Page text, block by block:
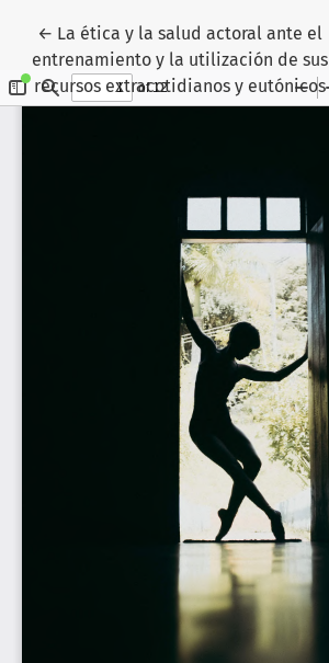
← Volver a los detalles del artículo
La ética y la salud actoral ante el
entrenamiento y la utilización de sus
recursos extracotidianos y eutónicos